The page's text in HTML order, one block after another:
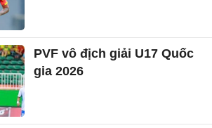
PVF vô địch giải U17 Quốc
gia 2026